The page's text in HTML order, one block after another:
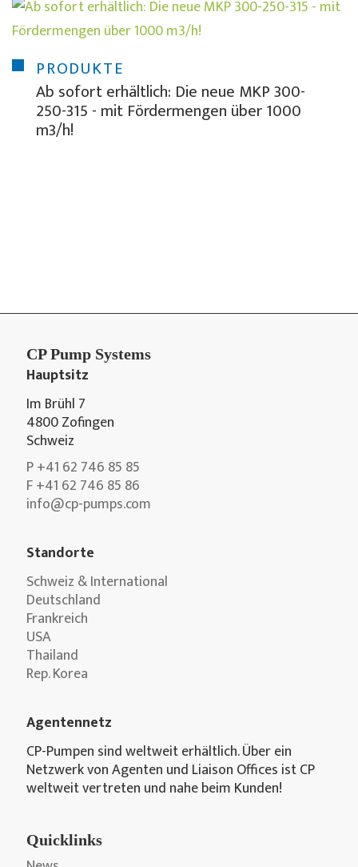
PRODUKTE
Ab sofort erhältlich: Die neue MKP 300-
250-315 - mit Fördermengen über 1000
m3/h!
CP Pump Systems
Hauptsitz
Im Brühl 7
4800 Zofingen
Schweiz
P +41 62 746 85 85
F +41 62 746 85 86
info@cp-pumps.com
Standorte
Schweiz & International
Deutschland
Frankreich
USA
Thailand
Rep. Korea
Agentennetz
CP-Pumpen sind weltweit erhältlich. Über ein
Netzwerk von Agenten und Liaison Offices ist CP
weltweit vertreten und nahe beim Kunden!
Quicklinks